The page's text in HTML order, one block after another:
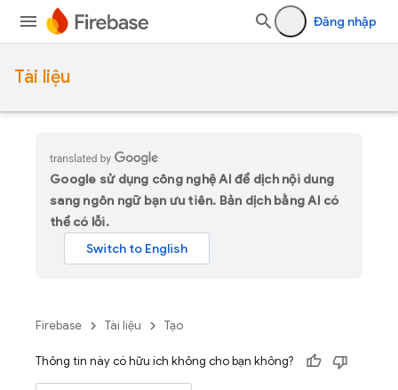
Đăng nhập
Tài liệu
Google sử dụng công nghệ AI để dịch nội dung
sang ngôn ngữ bạn ưu tiên. Bản dịch bằng AI có
thể có lỗi.
Firebase Tài liệu Tạo
Thông tin này có hữu ích không cho bạn không?